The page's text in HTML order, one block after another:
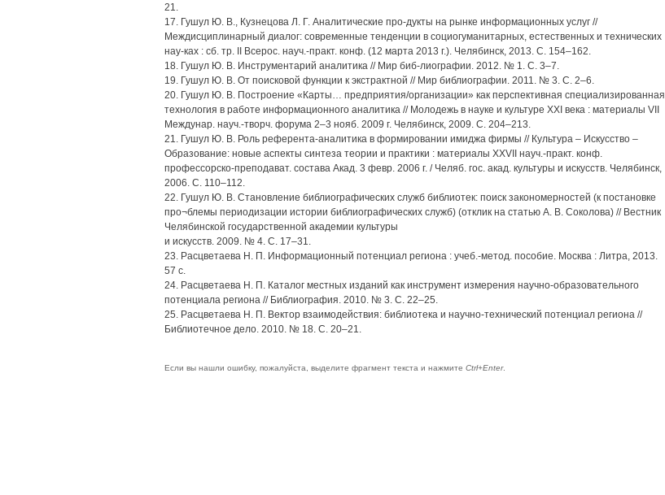
21.
17. Гушул Ю. В., Кузнецова Л. Г. Аналитические про-дукты на рынке информационных услуг //
Междисциплинарный диалог: современные тенденции в социогуманитарных, естественных и технических
нау-ках : сб. тр. II Всерос. науч.-практ. конф. (12 марта 2013 г.). Челябинск, 2013. С. 154–162.
18. Гушул Ю. В. Инструментарий аналитика // Мир биб-лиографии. 2012. № 1. С. 3–7.
19. Гушул Ю. В. От поисковой функции к экстрактной // Мир библиографии. 2011. № 3. С. 2–6.
20. Гушул Ю. В. Построение «Карты… предприятия/организации» как перспективная специализированная
технология в работе информационного аналитика // Молодежь в науке и культуре XXI века : материалы VII
Междунар. науч.-творч. форума 2–3 нояб. 2009 г. Челябинск, 2009. С. 204–213.
21. Гушул Ю. В. Роль референта-аналитика в формировании имиджа фирмы // Культура – Искусство –
Образование: новые аспекты синтеза теории и практики : материалы XXVII науч.-практ. конф.
профессорско-преподават. состава Акад. 3 февр. 2006 г. / Челяб. гос. акад. культуры и искусств. Челябинск,
2006. С. 110–112.
22. Гушул Ю. В. Становление библиографических служб библиотек: поиск закономерностей (к постановке
про¬блемы периодизации истории библиографических служб) (отклик на статью А. В. Соколова) // Вестник
Челябинской государственной академии культуры
и искусств. 2009. № 4. С. 17–31.
23. Расцветаева Н. П. Информационный потенциал региона : учеб.-метод. пособие. Москва : Литра, 2013.
57 с.
24. Расцветаева Н. П. Каталог местных изданий как инструмент измерения научно-образовательного
потенциала региона // Библиография. 2010. № 3. С. 22–25.
25. Расцветаева Н. П. Вектор взаимодействия: библиотека и научно-технический потенциал региона //
Библиотечное дело. 2010. № 18. С. 20–21.
Если вы нашли ошибку, пожалуйста, выделите фрагмент текста и нажмите Ctrl+Enter.